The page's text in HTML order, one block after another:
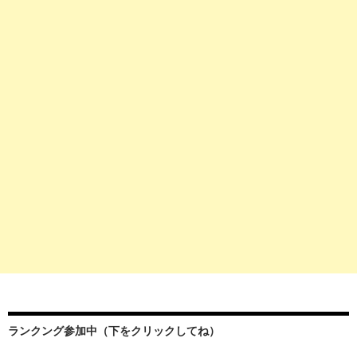
ランクング参加中（下をクリックしてね）